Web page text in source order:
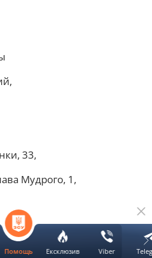
33,
Мудрого, 1,
Помощь Ексклюзив Viber